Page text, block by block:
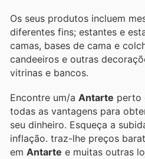
Os seus produtos incluem
diferentes fins; estantes e
camas, bases de cama e
candeeiros e outras
vitrinas e bancos.
Encontre um/a Antarte perto
todas as vantagens para
seu dinheiro. Esqueça a
inflação. traz-lhe preços
em Antarte e muitas outras